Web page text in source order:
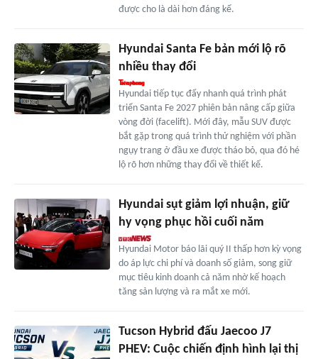
được cho là dài hơn đáng kể.
Hyundai Santa Fe bản mới lộ rõ
nhiều thay đổi
Hyundai tiếp tục đẩy nhanh quá trình phát
triển Santa Fe 2027 phiên bản nâng cấp giữa
vòng đời (facelift). Mới đây, mẫu SUV được
bắt gặp trong quá trình thử nghiệm với phần
ngụy trang ở đầu xe được tháo bỏ, qua đó hé
lộ rõ hơn những thay đổi về thiết kế.
Hyundai sụt giảm lợi nhuận, giữ
hy vọng phục hồi cuối năm
Hyundai Motor báo lãi quý II thấp hơn kỳ vọng
do áp lực chi phí và doanh số giảm, song giữ
mục tiêu kinh doanh cả năm nhờ kế hoạch
tăng sản lượng và ra mắt xe mới.
Tucson Hybrid đấu Jaecoo J7
PHEV: Cuộc chiến định hình lại thị